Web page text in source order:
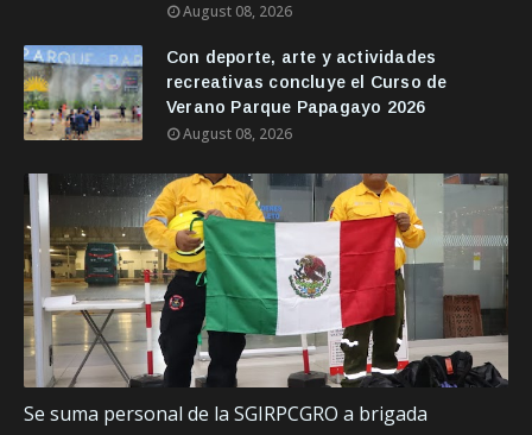
August 08, 2026
Con deporte, arte y actividades
recreativas concluye el Curso de
Verano Parque Papagayo 2026
August 08, 2026
Se suma personal de la SGIRPCGRO a brigada